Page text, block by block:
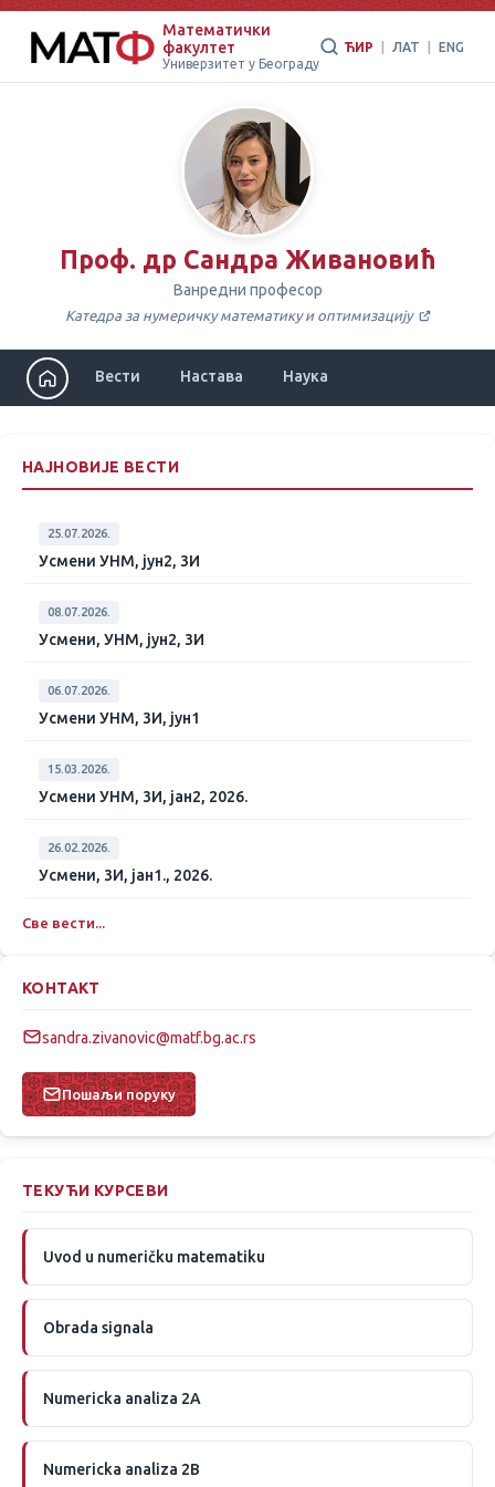
Математички
факултет
Универзитет у Београду
ЋИР ЛАТ ENG
Проф. др Сандра Живановић
Ванредни професор
Катедра за нумеричку математику и оптимизацију
Вести Настава Наука
НАЈНОВИЈЕ ВЕСТИ
25.07.2026.
Усмени УНМ, јун2, 3И
08.07.2026.
Усмени, УНМ, јун2, 3И
06.07.2026.
Усмени УНМ, 3И, јун1
15.03.2026.
Усмени УНМ, 3И, јан2, 2026.
26.02.2026.
Усмени, 3И, јан1., 2026.
Све вести...
КОНТАКТ
sandra.zivanovic@matf.bg.ac.rs
Пошаљи поруку
ТЕКУЋИ КУРСЕВИ
Uvod u numeričku matematiku
Obrada signala
Numericka analiza 2A
Numericka analiza 2B